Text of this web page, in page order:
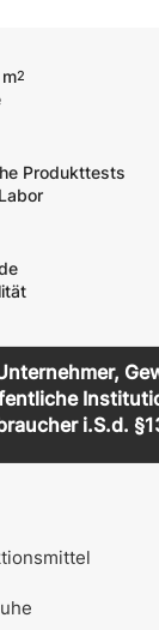
2
Produkttests
i.S.d.